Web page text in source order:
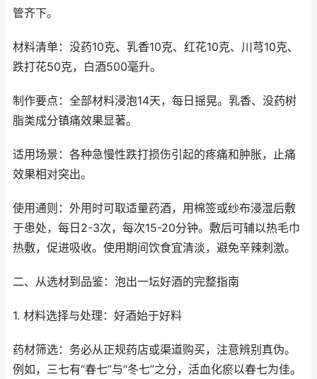
管齐下。
材料清单：没药10克、乳香10克、红花10克、川芎10克、
跌打花50克，白酒500毫升。
制作要点：全部材料浸泡14天，每日摇晃。乳香、没药树
脂类成分镇痛效果显著。
适用场景：各种急慢性跌打损伤引起的疼痛和肿胀，止痛
效果相对突出。
使用通则：外用时可取适量药酒，用棉签或纱布浸湿后敷
于患处，每日2-3次，每次15-20分钟。敷后可辅以热毛巾
热敷，促进吸收。使用期间饮食宜清淡，避免辛辣刺激。
二、从选材到品鉴：泡出一坛好酒的完整指南
1. 材料选择与处理：好酒始于好料
药材筛选：务必从正规药店或渠道购买，注意辨别真伪。
例如，三七有“春七”与“冬七”之分，活血化瘀以春七为佳。